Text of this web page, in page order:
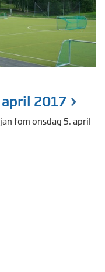
2017
fom onsdag 5. april